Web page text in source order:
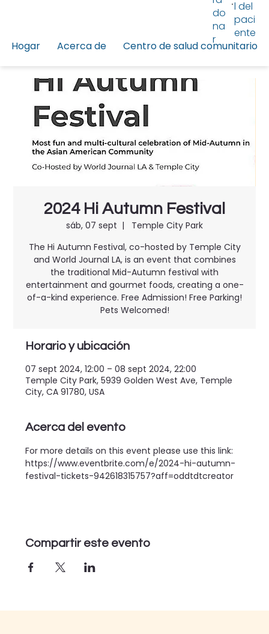
Hogar Acerca de Centro de salud comunitario
do
na
r
l del
paci
ente
2024 Hi Autumn Festival
sáb, 07 sept
  |
Temple City Park
The Hi Autumn Festival, co-hosted by Temple City
and World Journal LA, is an event that combines
the traditional Mid-Autumn festival with
entertainment and gourmet foods, creating a one-
of-a-kind experience. Free Admission! Free Parking!
Pets Welcomed!
Horario y ubicación
07 sept 2024, 12:00 – 08 sept 2024, 22:00
Temple City Park, 5939 Golden West Ave, Temple
City, CA 91780, USA
Acerca del evento
For more details on this event please use this link:
https://www.eventbrite.com/e/2024-hi-autumn-
festival-tickets-942618315757?aff=oddtdtcreator
Compartir este evento